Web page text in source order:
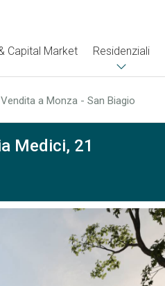
Capital Market Residenziali
a Monza - San Biagio
Medici, 21